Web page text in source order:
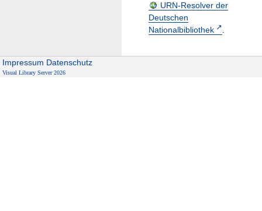
URN-Resolver der
Deutschen
Nationalbibliothek
.
Impressum Datenschutz
Visual Library Server 2026